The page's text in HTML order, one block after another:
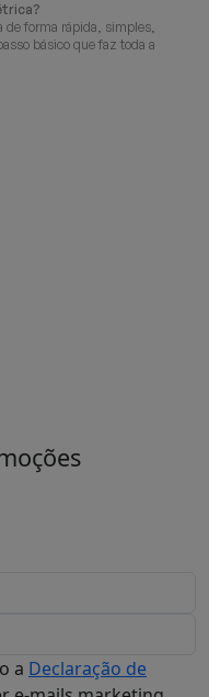
de forma rápida, simples,
básico que faz toda a
e aceito a Declaração de